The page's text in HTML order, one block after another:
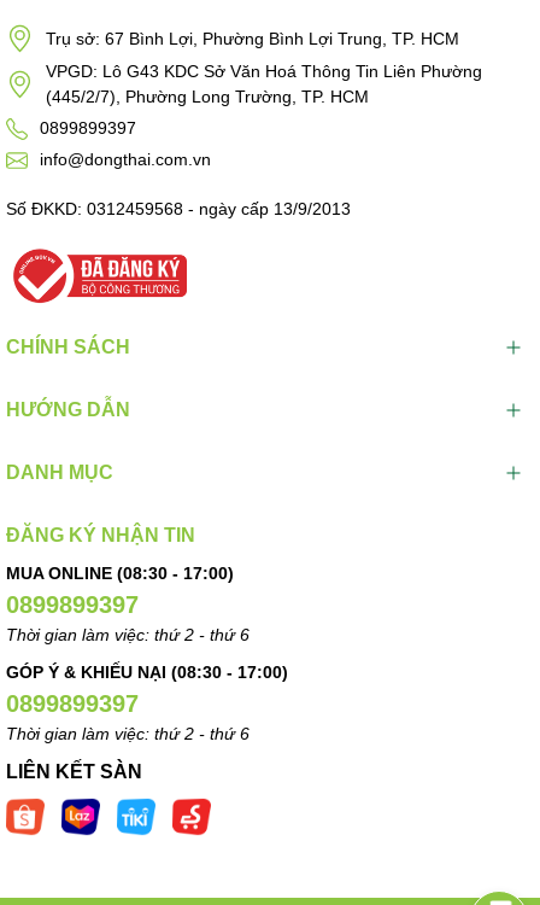
Trụ sở: 67 Bình Lợi, Phường Bình Lợi Trung, TP. HCM
VPGD: Lô G43 KDC Sở Văn Hoá Thông Tin Liên Phường
(445/2/7), Phường Long Trường, TP. HCM
0899899397
info@dongthai.com.vn
Số ĐKKD: 0312459568 - ngày cấp 13/9/2013
CHÍNH SÁCH
HƯỚNG DẪN
DANH MỤC
ĐĂNG KÝ NHẬN TIN
MUA ONLINE (08:30 - 17:00)
0899899397
Thời gian làm việc: thứ 2 - thứ 6
GÓP Ý & KHIẾU NẠI (08:30 - 17:00)
0899899397
Thời gian làm việc: thứ 2 - thứ 6
LIÊN KẾT SÀN